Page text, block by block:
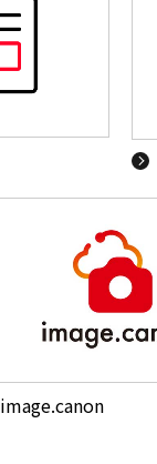
image.canon